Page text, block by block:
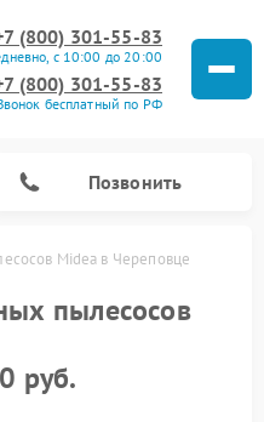
(800) 301-55-83
с 10:00 до 20:00
(800) 301-55-83
бесплатный по РФ
Позвонить
Midea в Череповце
пылесосов
руб.